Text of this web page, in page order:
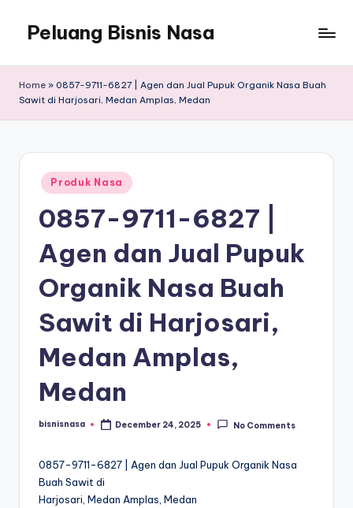
Peluang Bisnis Nasa
Home » 0857-9711-6827 | Agen dan Jual Pupuk Organik Nasa Buah
Sawit di Harjosari, Medan Amplas, Medan
Posted
in
Produk Nasa
0857-9711-6827 |
Agen dan Jual Pupuk
Organik Nasa Buah
Sawit di Harjosari,
Medan Amplas,
Medan
Posted
bisnisnasa December 24, 2025 No Comments
0857-9711-6827 | Agen dan Jual Pupuk Organik Nasa
Buah Sawit di
Harjosari, Medan Amplas, Medan